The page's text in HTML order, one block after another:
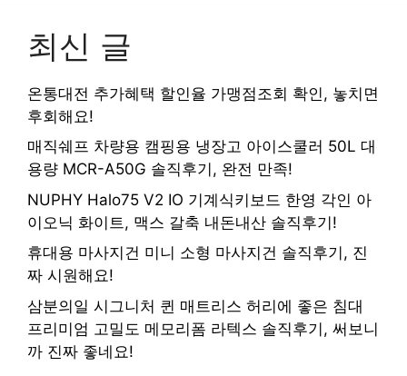
최신 글
온통대전 추가혜택 할인율 가맹점조회 확인, 놓치면
후회해요!
매직쉐프 차량용 캠핑용 냉장고 아이스쿨러 50L 대
용량 MCR-A50G 솔직후기, 완전 만족!
NUPHY Halo75 V2 IO 기계식키보드 한영 각인 아
이오닉 화이트, 맥스 갈축 내돈내산 솔직후기!
휴대용 마사지건 미니 소형 마사지건 솔직후기, 진
짜 시원해요!
삼분의일 시그니처 퀸 매트리스 허리에 좋은 침대
프리미엄 고밀도 메모리폼 라텍스 솔직후기, 써보니
까 진짜 좋네요!